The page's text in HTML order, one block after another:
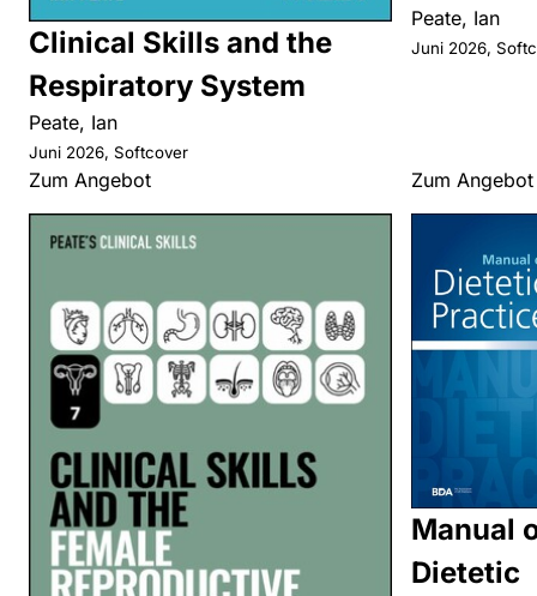
Clinical Skills and the
Respiratory System
Peate, Ian
Juni 2026, Softcover
Zum Angebot
Peate, Ian
Juni 2026,
Zum Angebot
Manual
Dietetic